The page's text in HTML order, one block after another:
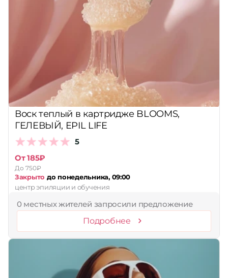
Воск теплый в картридже BLOOMS,
ГЕЛЕВЫЙ, EPIL LIFE
5
От 185₽
До 750₽
Закрыто до понедельника, 09:00
центр эпиляции и обучения
0 местных жителей запросили предложение
Подробнее